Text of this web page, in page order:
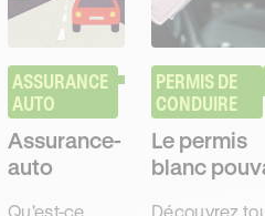
ASSURANCE
AUTO
Assurance-
auto
Qu'est-ce
PERMIS DE
CONDUIRE
Le permis
blanc
Découvrez